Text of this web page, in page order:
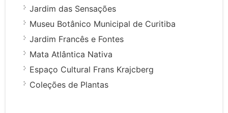
Jardim das Sensações
Museu Botânico Municipal de Curitiba
Jardim Francês e Fontes
Mata Atlântica Nativa
Espaço Cultural Frans Krajcberg
Coleções de Plantas